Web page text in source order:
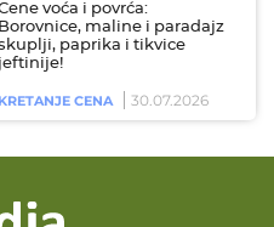
voća i povrća:
Borovnice, maline i paradajz
paprika i tikvice
jeftinije!
KRETANJE CENA 30.07.2026